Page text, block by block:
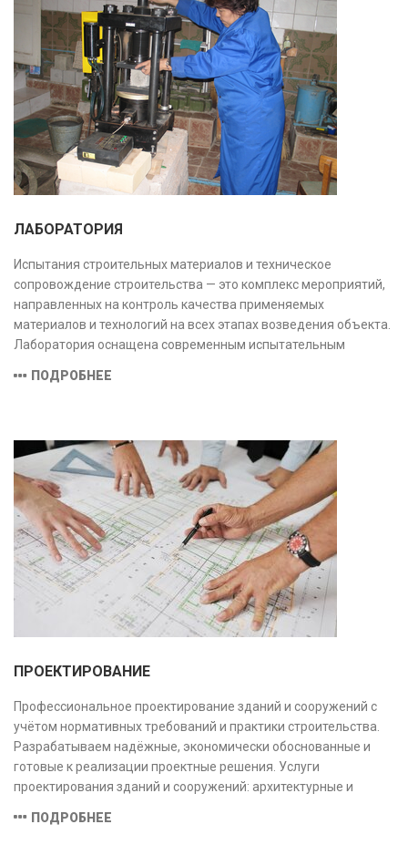
ЛАБОРАТОРИЯ
Испытания строительных материалов и техническое
сопровождение строительства — это комплекс мероприятий,
направленных на контроль качества применяемых
материалов и технологий на всех этапах возведения объекта.
Лаборатория оснащена современным испытательным
соответствующими заявленной области аккредитации.
ПОДРОБНЕЕ
ПРОЕКТИРОВАНИЕ
Профессиональное проектирование зданий и сооружений с
учётом нормативных требований и практики строительства.
Разрабатываем надёжные, экономически обоснованные и
готовые к реализации проектные решения. Услуги
проектирования зданий и сооружений: архитектурные и
сметная документация. Полный цикл работ с учётом норм и
ПОДРОБНЕЕ